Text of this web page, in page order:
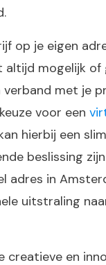
op je eigen
altijd mogelijk of
verband met je
voor een
hierbij een
beslissing
adres in
uitstraling
creatieve en